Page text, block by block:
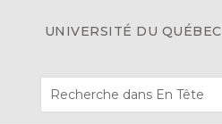
UNIVERSITÉ DU